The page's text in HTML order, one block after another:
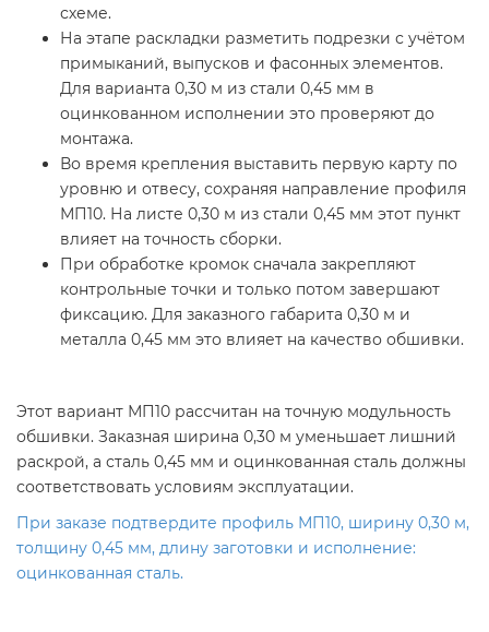
схеме.
На этапе раскладки разметить подрезки с учётом
примыканий, выпусков и фасонных элементов.
Для варианта 0,30 м из стали 0,45 мм в
оцинкованном исполнении это проверяют до
монтажа.
Во время крепления выставить первую карту по
уровню и отвесу, сохраняя направление профиля
МП10. На листе 0,30 м из стали 0,45 мм этот пункт
влияет на точность сборки.
При обработке кромок сначала закрепляют
контрольные точки и только потом завершают
фиксацию. Для заказного габарита 0,30 м и
металла 0,45 мм это влияет на качество обшивки.
Этот вариант МП10 рассчитан на точную модульность
обшивки. Заказная ширина 0,30 м уменьшает лишний
раскрой, а сталь 0,45 мм и оцинкованная сталь должны
соответствовать условиям эксплуатации.
При заказе подтвердите профиль МП10, ширину 0,30 м,
толщину 0,45 мм, длину заготовки и исполнение:
оцинкованная сталь.